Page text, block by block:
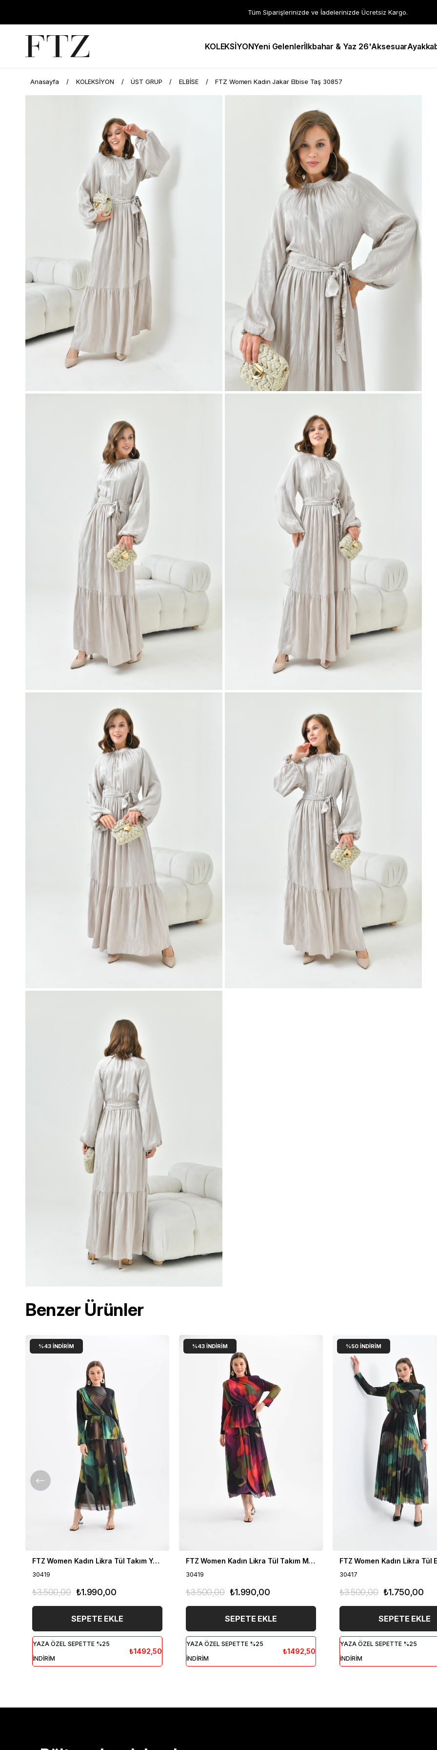
Tüm Siparişlerinizde ve İadelerinizde Ücretsiz Kargo.
KOLEKSİYONYeni Gelenlerİlkbahar & Yaz 26'Aksesuar
Anasayfa KOLEKSİYON ÜST GRUP ELBİSE FTZ Women Kadın Jakar Elbise Taş 30857
Benzer Ürünler
FTZ Women Kadın Likra Tül Takım Yeşil 30419
30419
₺1.990,00
₺3.500,00
SEPETE EKLE
YAZA ÖZEL SEPETTE %25
İNDİRİM
₺1492,50
%43 İNDIRIM
FTZ Women Kadın Likra Tül Takım Mor 30419
30419
₺1.990,00
₺3.500,00
SEPETE EKLE
YAZA ÖZEL SEPETTE %25
İNDİRİM
₺1492,50
%43 İNDIRIM
30417
₺1.750,00
₺3.500,00
SEPETE EKLE
YAZA ÖZEL SEPETTE %25
İNDİRİM
%50 İNDIRIM